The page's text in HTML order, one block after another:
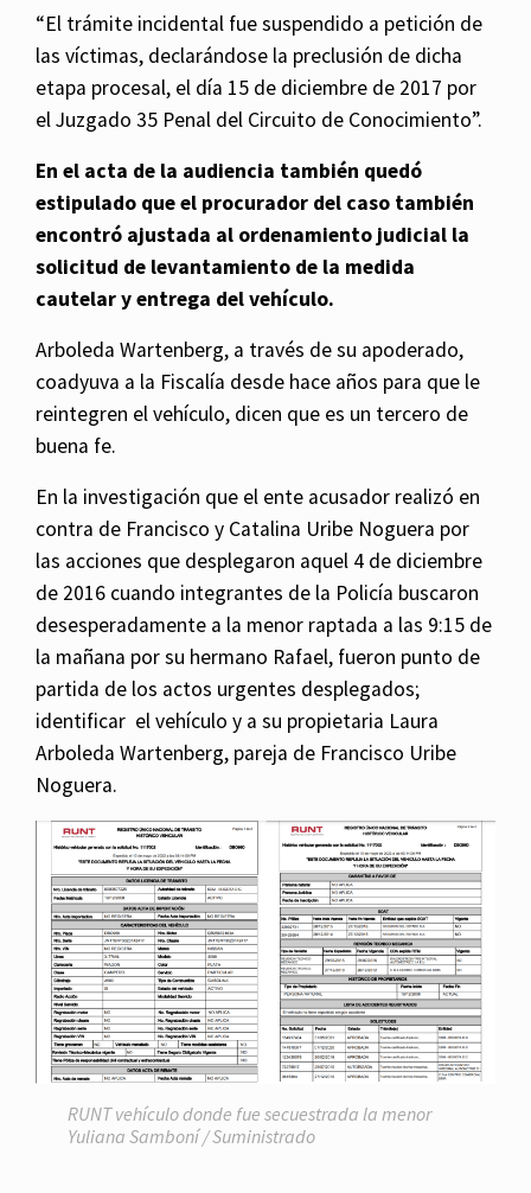
“El trámite incidental fue suspendido a petición de
las víctimas, declarándose la preclusión de dicha
etapa procesal, el día 15 de diciembre de 2017 por
el Juzgado 35 Penal del Circuito de Conocimiento”.
En el acta de la audiencia también quedó
estipulado que el procurador del caso también
encontró ajustada al ordenamiento judicial la
solicitud de levantamiento de la medida
cautelar y entrega del vehículo.
Arboleda Wartenberg, a través de su apoderado,
coadyuva a la Fiscalía desde hace años para que le
reintegren el vehículo, dicen que es un tercero de
buena fe.
En la investigación que el ente acusador realizó en
contra de Francisco y Catalina Uribe Noguera por
las acciones que desplegaron aquel 4 de diciembre
de 2016 cuando integrantes de la Policía buscaron
desesperadamente a la menor raptada a las 9:15 de
la mañana por su hermano Rafael, fueron punto de
partida de los actos urgentes desplegados;
identificar el vehículo y a su propietaria Laura
Arboleda Wartenberg, pareja de Francisco Uribe
Noguera.
RUNT vehículo donde fue secuestrada la menor
Yuliana Samboní / Suministrado